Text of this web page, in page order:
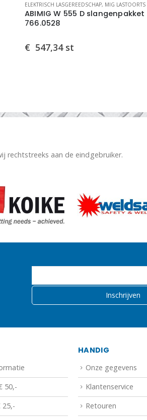
ELEKTRISCH LASGEREEDSCHAP, MIG LASTOORTS
ABIMIG W 555 D slangenpakket
766.0528
€ 547,34 st
rechtstreeks aan de eindgebruiker.
50,-
25,-
HANDIG
Onze gegevens
Klantenservice
Retouren